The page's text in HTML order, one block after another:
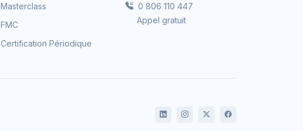
Masterclass
FMC
Certification Périodique
0 806 110 447
Appel gratuit